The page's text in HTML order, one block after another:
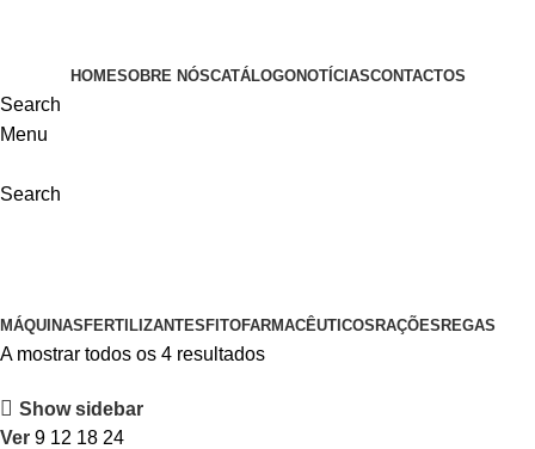
HOMESOBRE NÓSCATÁLOGONOTÍCIASCONTACTOS
Search
Menu
Search
MÁQUINAS FERTILIZANTES FITOFARMACÊUTICOS RAÇÕES REGAS
A mostrar todos os 4 resultados
Show sidebar
Ver 9 12 18 24